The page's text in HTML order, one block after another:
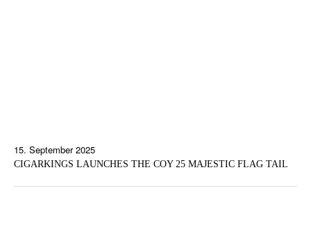
15. September 2025
CIGARKINGS LAUNCHES THE COY 25 MAJESTIC FLAG TAIL